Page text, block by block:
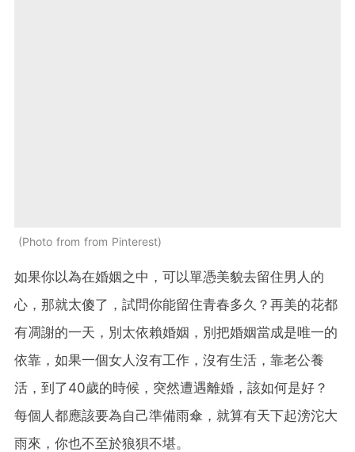
Photo from from Pinterest
如果你以為在婚姻之中，可以單憑美貌去留住男人的
心，那就太傻了，試問你能留住青春多久？再美的花都
有凋謝的一天，別太依賴婚姻，別把婚姻當成是唯一的
依靠，如果一個女人沒有工作，沒有生活，靠老公養
活，到了40歲的時候，突然遭遇離婚，該如何是好？
每個人都應該要為自己準備雨傘，就算有天下起滂沱大
雨來，你也不至於狼狽不堪。